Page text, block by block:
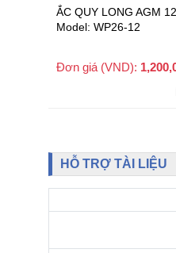
ẮC QUY LONG AGM
Model: WP26-12
Đơn giá (VND):
HỖ TRỢ TÀI LIỆU